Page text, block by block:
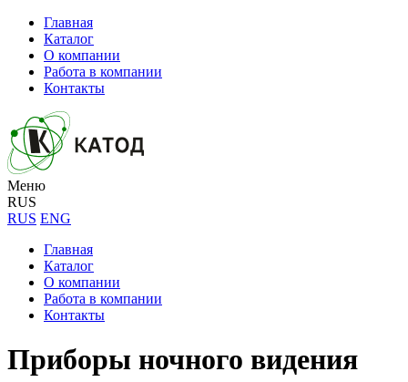
Главная
Каталог
О компании
Работа в компании
Контакты
Меню
RUS
RUS ENG
Главная
Каталог
О компании
Работа в компании
Контакты
Приборы ночного видения